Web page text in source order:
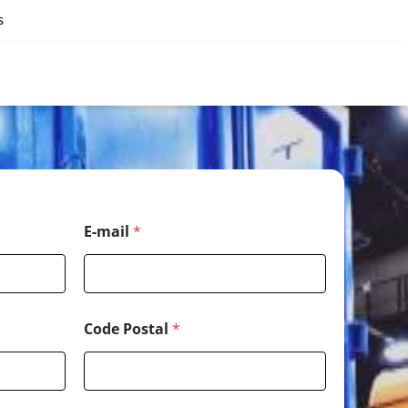
E-mail *
Code Postal *